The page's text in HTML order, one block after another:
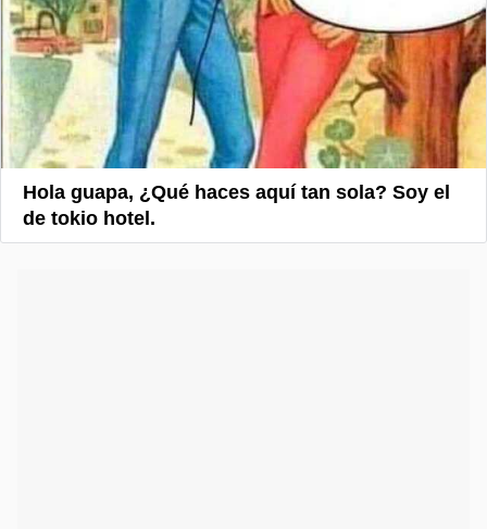
Hola guapa, ¿Qué haces aquí tan sola? Soy el
de tokio hotel.